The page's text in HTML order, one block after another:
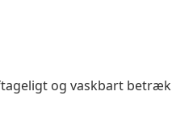
og vaskbart betræk